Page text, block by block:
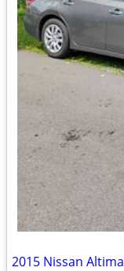
2015 Nissan Altima